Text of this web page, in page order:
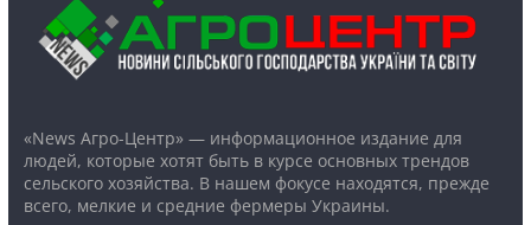
«News Агро-Центр» — информационное издание для
людей, которые хотят быть в курсе основных трендов
сельского хозяйства. В нашем фокусе находятся, прежде
всего, мелкие и средние фермеры Украины.